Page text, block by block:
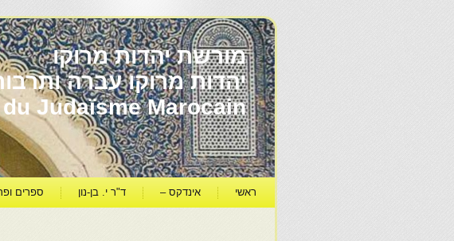
מורשת יהדות מרוקו
Judaïsme Marocain
ראשי אינדקס – ד"ר י. בן-נון ספרים